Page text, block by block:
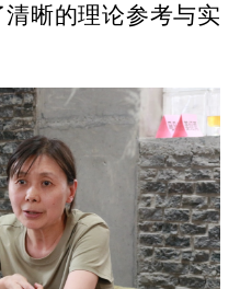
晰的理论参考与实